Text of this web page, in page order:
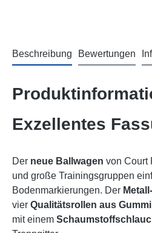
Beschreibung Bewertungen
Exzellentes
Der neue Ballwagen von Court
und große Trainingsgruppen
Bodenmarkierungen. Der
vier Qualitätsrollen aus Gummi
mit einem